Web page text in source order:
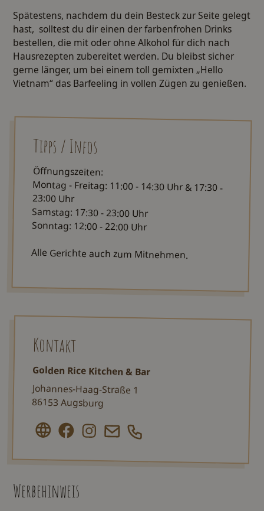
Spätestens, nachdem du dein Besteck zur Seite gelegt
hast, solltest du dir einen der farbenfrohen Drinks
bestellen, die mit oder ohne Alkohol für dich nach
Hausrezepten zubereitet werden. Du bleibst sicher
gerne länger, um bei einem toll gemixten „Hello
Vietnam“ das Barfeeling in vollen Zügen zu genießen.
Kontakt
Golden Rice Kitchen & Bar
Johannes-Haag-Straße 1
86153 Augsburg
Tipps / Infos
Öffnungszeiten:
Montag - Freitag: 11:00 - 14:30 Uhr & 17:30 -
23:00 Uhr
Samstag: 17:30 - 23:00 Uhr
Sonntag: 12:00 - 22:00 Uhr
Alle Gerichte auch zum Mitnehmen.
Werbehinweis